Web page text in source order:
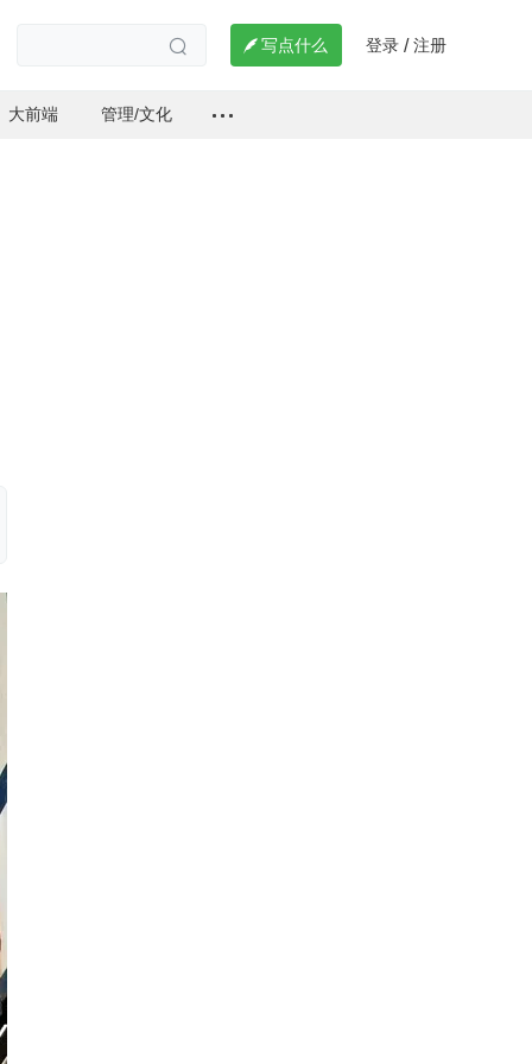
  写点什么 登录 / 注册
大前端 管理/文化